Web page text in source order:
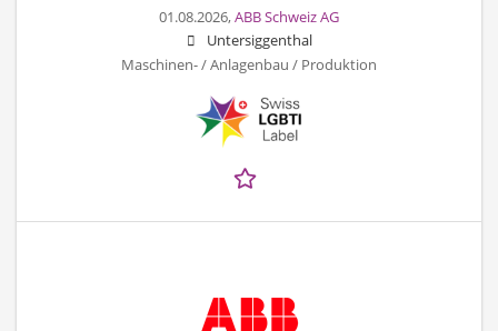
01.08.2026,ABB Schweiz AG
Untersiggenthal
Maschinen- / Anlagenbau / Produktion